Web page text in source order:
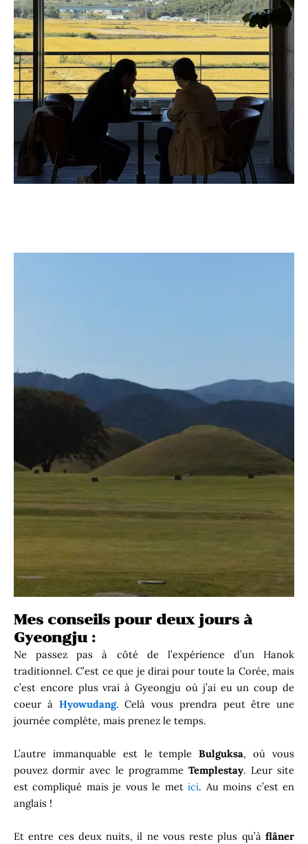
Mes conseils pour deux jours à
Gyeongju :
Ne passez pas à côté de l’expérience d’un Hanok
traditionnel. C’est ce que je dirai pour toute la Corée, mais
c’est encore plus vrai à Gyeongju où j’ai eu un coup de
coeur à Hyowudang. Celà vous prendra peut être une
journée complète, mais prenez le temps.
L’autre immanquable est le templeBulguksa, où vous
pouvez dormir avec le programme Templestay. Leur site
est compliqué mais je vous le metici. Au moins c’est en
anglais !
Et entre ces deux nuits, il ne vous reste plus qu’à flâner